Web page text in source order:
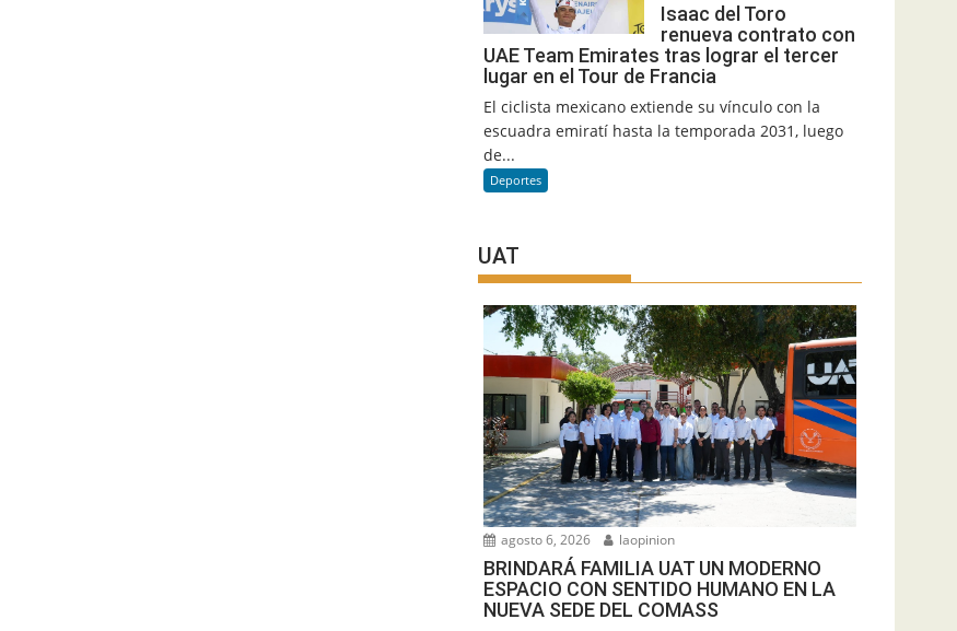
Isaac del Toro
renueva contrato con
UAE Team Emirates tras lograr el tercer
lugar en el Tour de Francia
El ciclista mexicano extiende su vínculo con la
escuadra emiratí hasta la temporada 2031, luego
de...
Deportes
UAT
agosto 6, 2026 laopinion
BRINDARÁ FAMILIA UAT UN MODERNO
ESPACIO CON SENTIDO HUMANO EN LA
NUEVA SEDE DEL COMASS